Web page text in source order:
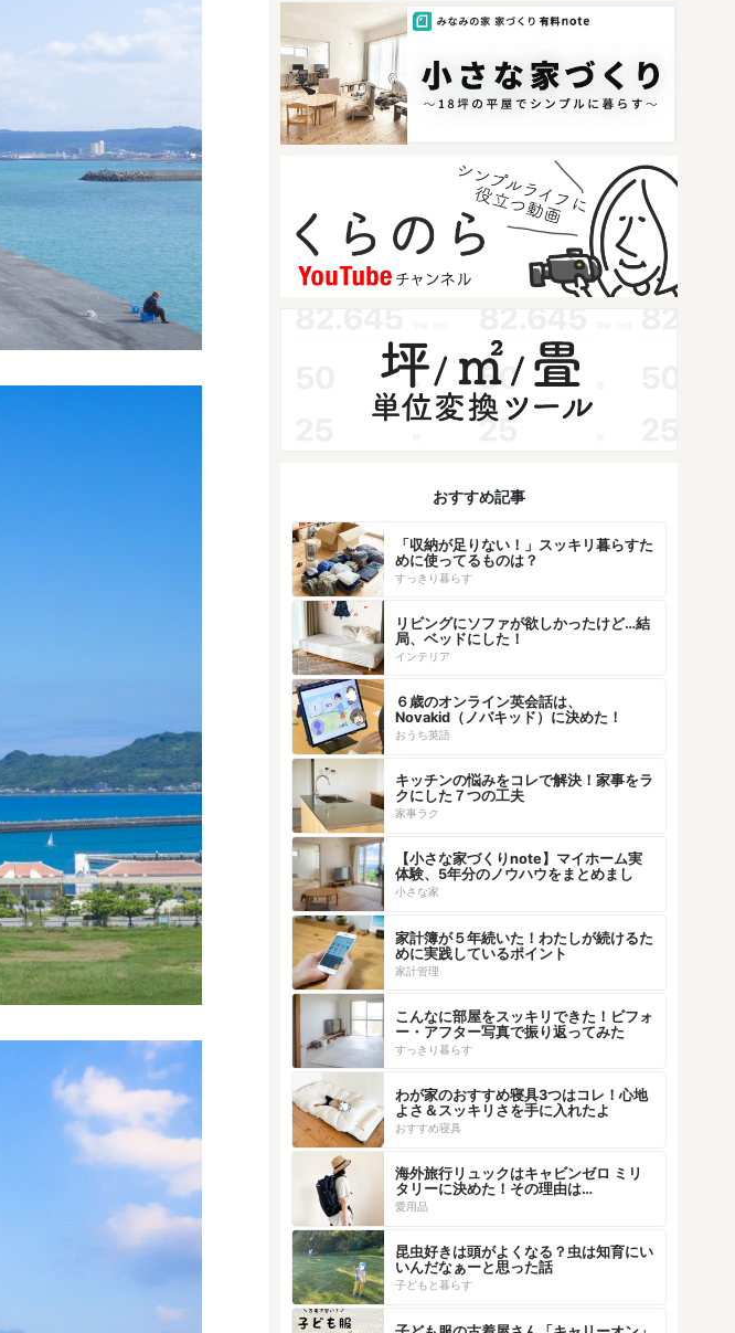
おすすめ記事
「収納が足りない！」スッキリ暮らすた
めに使ってるものは？
すっきり暮らす
リビングにソファが欲しかったけど…結
局、ベッドにした！
インテリア
６歳のオンライン英会話は、
Novakid（ノバキッド）に決めた！
おうち英語
キッチンの悩みをコレで解決！家事をラ
クにした７つの工夫
家事ラク
【小さな家づくりnote】マイホーム実
体験、5年分のノウハウをまとめまし
た！
小さな家
家計簿が５年続いた！わたしが続けるた
めに実践しているポイント
家計管理
こんなに部屋をスッキリできた！ビフォ
ー・アフター写真で振り返ってみた
すっきり暮らす
わが家のおすすめ寝具3つはコレ！心地
よさ＆スッキリさを手に入れたよ
おすすめ寝具
海外旅行リュックはキャビンゼロ ミリ
タリーに決めた！その理由は…
愛用品
昆虫好きは頭がよくなる？虫は知育にい
いんだなぁーと思った話
子どもと暮らす